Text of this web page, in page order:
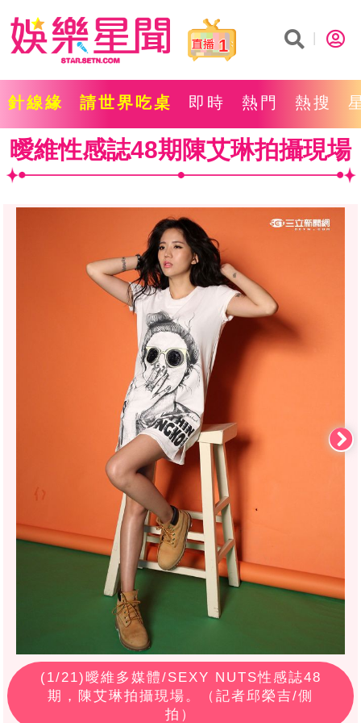
1
針線緣 請世界吃桌 即時 熱門 熱搜
曖維性感誌48期陳艾琳拍攝現場
(1/21)曖維多媒體/SEXY NUTS性感誌48
期，陳艾琳拍攝現場。（記者邱榮吉/側
拍）